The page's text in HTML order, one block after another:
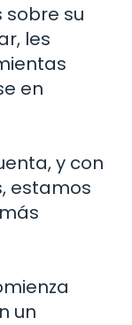
sobre su
les
en
y con
estamos
un